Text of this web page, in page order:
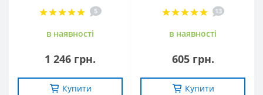
5
в наявностi
1 246 грн.
Купити
13
в наявностi
605 грн.
Купити